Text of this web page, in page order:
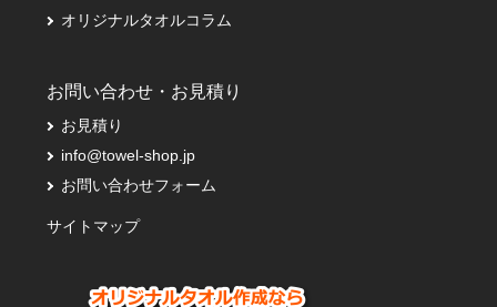
オリジナルタオルコラム
お問い合わせ・お見積り
お見積り
info@towel-shop.jp
お問い合わせフォーム
サイトマップ